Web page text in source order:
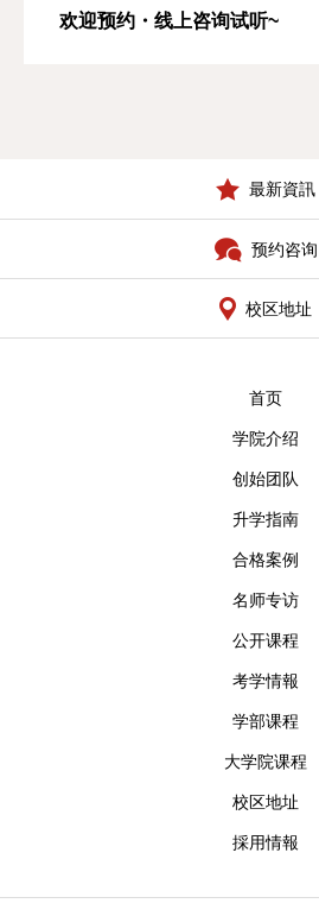
欢迎预约・线上咨询试听~
最新資訊
预约咨询
校区地址
首页
学院介绍
创始团队
升学指南
合格案例
名师专访
公开课程
考学情報
学部课程
大学院课程
校区地址
採用情報